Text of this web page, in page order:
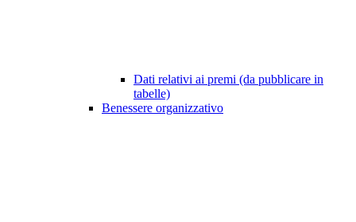
Dati relativi ai premi (da pubblicare in
tabelle)
Benessere organizzativo